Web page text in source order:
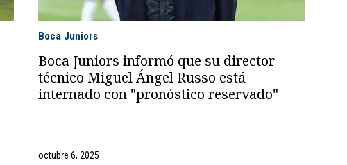
Boca Juniors
Boca Juniors informó que su director
técnico Miguel Ángel Russo está
internado con "pronóstico reservado"
octubre 6, 2025